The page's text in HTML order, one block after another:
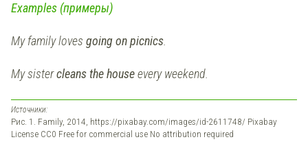
Examples (примеры)
My family loves going on picnics.
My sistercleans the houseevery weekend.
Источники:
Рис. 1. Family, 2014, https://pixabay.com/images/id-2611748/ Pixabay
License CC0 Free for commercial use No attribution required